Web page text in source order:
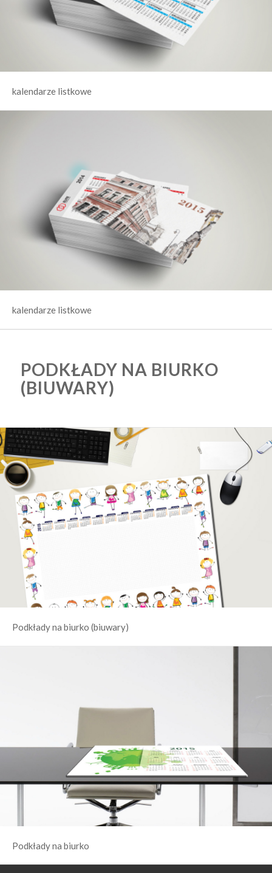
kalendarze listkowe
kalendarze listkowe
PODKŁADY NA BIURKO
(BIUWARY)
Podkłady na biurko (biuwary)
Podkłady na biurko